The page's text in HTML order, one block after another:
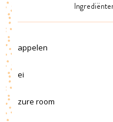
appelen
ei
zure room